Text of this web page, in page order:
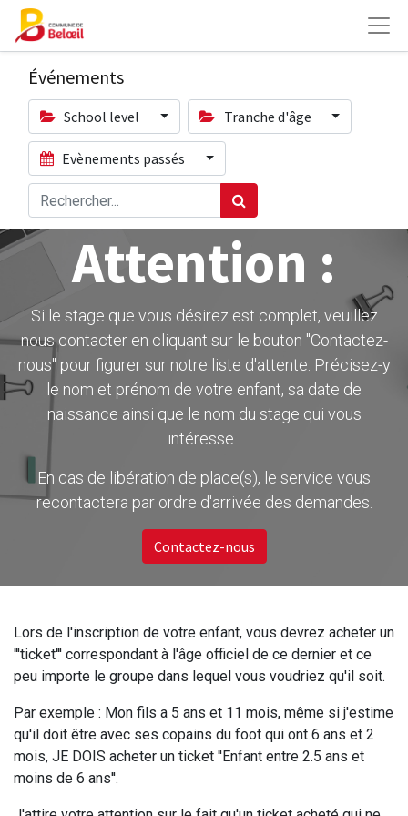
Événements
School level Tranche d'âge
Evènements passés
Attention :
Si le stage que vous désirez est complet, veuillez
nous contacter en cliquant sur le bouton ''Contactez-
nous" pour figurer sur notre liste d'attente. Précisez-y
le nom et prénom de votre enfant, sa date de
naissance ainsi que le nom du stage qui vous
intéresse.
En cas de libération de place(s), le service vous
recontactera par ordre d'arrivée des demandes.
Contactez-nous
Lors de l'inscription de votre enfant, vous devrez acheter un
'''ticket''' correspondant à l'âge officiel de ce dernier et ce
peu importe le groupe dans lequel vous voudriez qu'il soit.
Par exemple : Mon fils a 5 ans et 11 mois, même si j'estime
qu'il doit être avec ses copains du foot qui ont 6 ans et 2
mois, JE DOIS acheter un ticket ''Enfant entre 2.5 ans et
moins de 6 ans''.